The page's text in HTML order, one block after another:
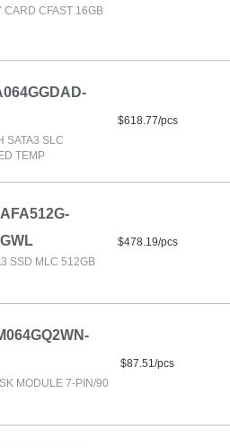
CARD CFAST 16GB
SATA3 SLC
TEMP
$618.77/pcs
SSD MLC 512GB
$478.19/pcs
MODULE 7-PIN/90
$87.51/pcs